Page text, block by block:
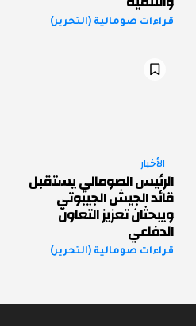
قراءات صومالية (التحرير)
الأخبار
الرئيس الصومالي يستقبل
قائد الجيش الجيبوتي
ويبحثان تعزيز التعاون
الدفاعي
قراءات صومالية (التحرير)